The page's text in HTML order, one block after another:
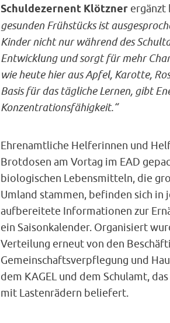
Schuldezernent Klötznerergänzt
gesunden Frühstücks ist
Kinder nicht nur während des
Entwicklung und sorgt für mehr
wie heute hier aus Apfel, Karotte,
Basis für das tägliche Lernen, gibt
Konzentrationsfähigkeit.“
Ehrenamtliche Helferinnen und
Brotdosen am Vortag im EAD
biologischen Lebensmitteln, die
Umland stammen, befinden sich in
aufbereitete Informationen zur
ein Saisonkalender. Organisiert
Verteilung erneut von den
Gemeinschaftsverpflegung und
dem KAGEL und dem Schulamt,
mit Lastenrädern beliefert.